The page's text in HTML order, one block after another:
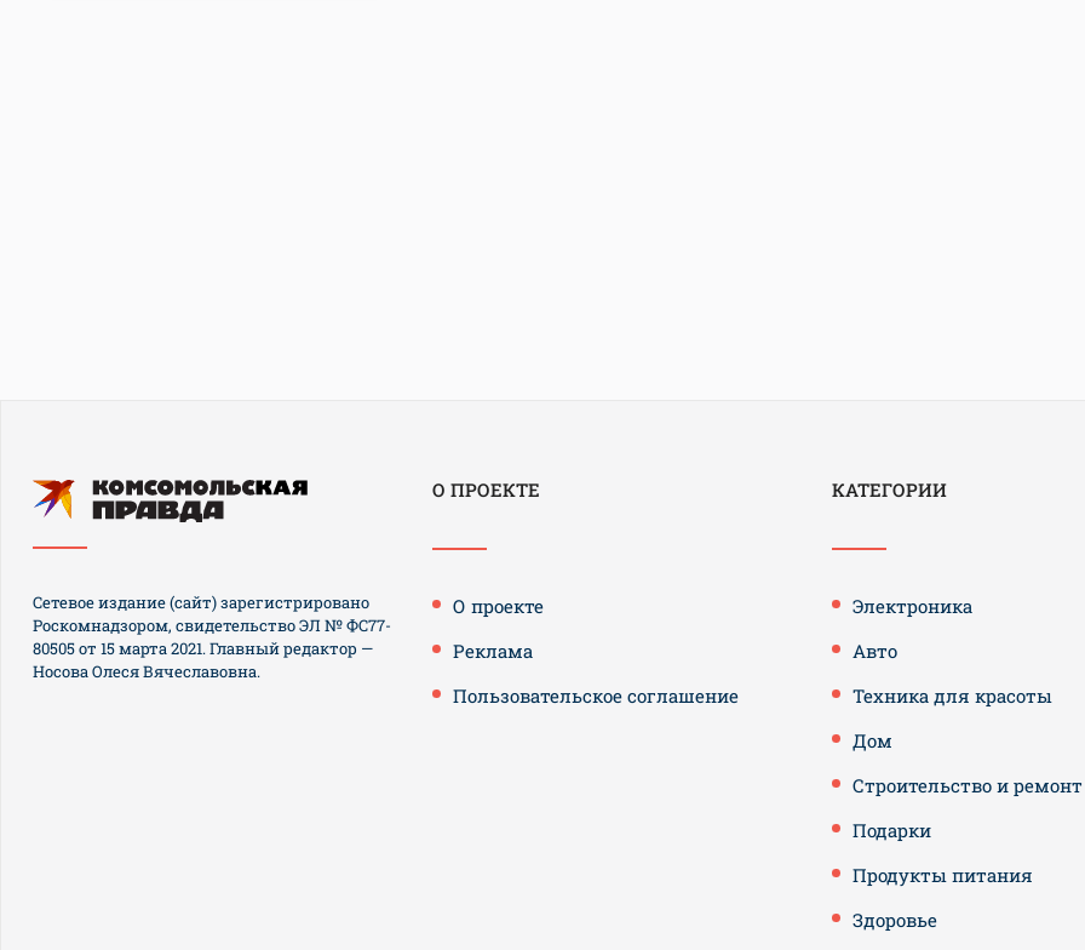
О ПРОЕКТЕ
О проекте
Реклама
Пользовательское соглашение
КАТЕГОРИИ
Электроника
Авто
Техника для красоты
Дом
Строительство и ремонт
Подарки
Продукты питания
Здоровье
Сетевое издание (сайт) зарегистрировано
Роскомнадзором, свидетельство ЭЛ № ФС77-
80505 от 15 марта 2021. Главный редактор —
Носова Олеся Вячеславовна.